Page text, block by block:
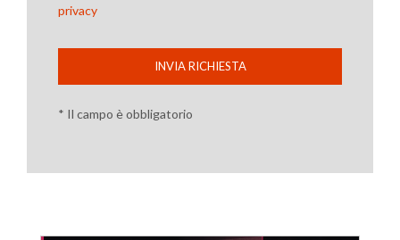
privacy
INVIA RICHIESTA
* Il campo è obbligatorio